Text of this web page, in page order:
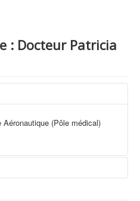
: Docteur Patricia
(Pôle médical)